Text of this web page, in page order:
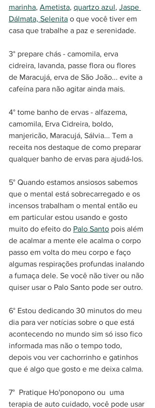
marinha, Ametista, quartzo azul, Jaspe
Dálmata, Selenita o que você tiver em
casa que trabalhe a paz e serenidade.
3° prepare chás - camomila, erva
cidreira, lavanda, passe flora ou flores
de Maracujá, erva de São João... evite a
cafeína para não agitar ainda mais.
4° tome banho de ervas - alfazema,
camomila, Erva Cidreira, boldo,
manjericão, Maracujá, Sálvia... Tem a
receita nos destaque de como preparar
qualquer banho de ervas para ajudá-los.
5° Quando estamos ansiosos sabemos
que o mental está sobrecarregado e os
incensos trabalham o mental então eu
em particular estou usando e gosto
muito do efeito do Palo Santo pois além
de acalmar a mente ele acalma o corpo
passo em volta do meu corpo e faço
algumas respirações profundas inalando
a fumaça dele. Se você não tiver ou não
quiser usar o Palo Santo pode ser outro.
6° Estou dedicando 30 minutos do meu
dia para ver notícias sobre o que está
acontecendo no mundo sim só isso fico
informada mas não o tempo todo,
depois vou ver cachorrinho e gatinhos
que é algo que gosto e me deixa calma.
7°  Pratique Ho'ponopono ou  uma
terapia de auto cuidado, você pode usar